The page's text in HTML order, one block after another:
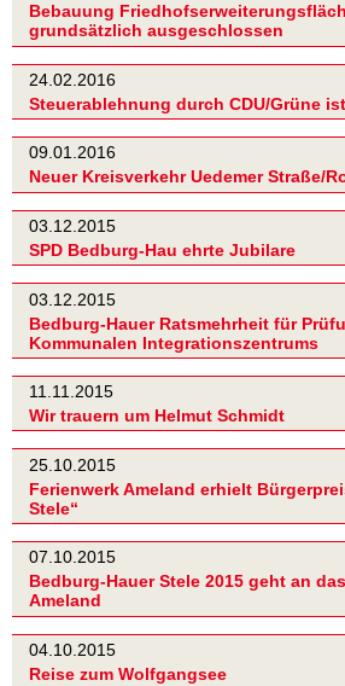
Bebauung
grundsätzlich ausgeschlossen
24.02.2016
Steuerablehnung durch CDU/Grüne
09.01.2016
Neuer Kreisverkehr Uedemer Straße/
03.12.2015
SPD Bedburg-Hau ehrte Jubilare
03.12.2015
Bedburg-Hauer Ratsmehrheit für
Kommunalen Integrationszentrums
11.11.2015
Wir trauern um Helmut Schmidt
25.10.2015
Ferienwerk Ameland erhielt
Stele“
07.10.2015
Bedburg-Hauer Stele 2015 geht an
Ameland
04.10.2015
Reise zum Wolfgangsee